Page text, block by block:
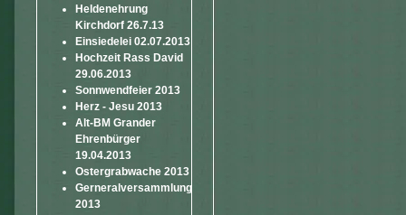
Heldenehrung
Kirchdorf 26.7.13
Einsiedelei 02.07.2013
Hochzeit Rass David
29.06.2013
Sonnwendfeier 2013
Herz - Jesu 2013
Alt-BM Grander
Ehrenbürger
19.04.2013
Ostergrabwache 2013
Gerneralversammlung
2013